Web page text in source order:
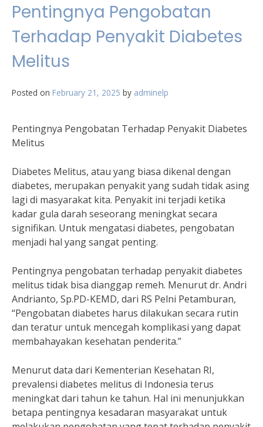
Pentingnya Pengobatan
Terhadap Penyakit Diabetes
Melitus
Posted on February 21, 2025 by adminelp
Pentingnya Pengobatan Terhadap Penyakit Diabetes
Melitus
Diabetes Melitus, atau yang biasa dikenal dengan
diabetes, merupakan penyakit yang sudah tidak asing
lagi di masyarakat kita. Penyakit ini terjadi ketika
kadar gula darah seseorang meningkat secara
signifikan. Untuk mengatasi diabetes, pengobatan
menjadi hal yang sangat penting.
Pentingnya pengobatan terhadap penyakit diabetes
melitus tidak bisa dianggap remeh. Menurut dr. Andri
Andrianto, Sp.PD-KEMD, dari RS Pelni Petamburan,
“Pengobatan diabetes harus dilakukan secara rutin
dan teratur untuk mencegah komplikasi yang dapat
membahayakan kesehatan penderita.”
Menurut data dari Kementerian Kesehatan RI,
prevalensi diabetes melitus di Indonesia terus
meningkat dari tahun ke tahun. Hal ini menunjukkan
betapa pentingnya kesadaran masyarakat untuk